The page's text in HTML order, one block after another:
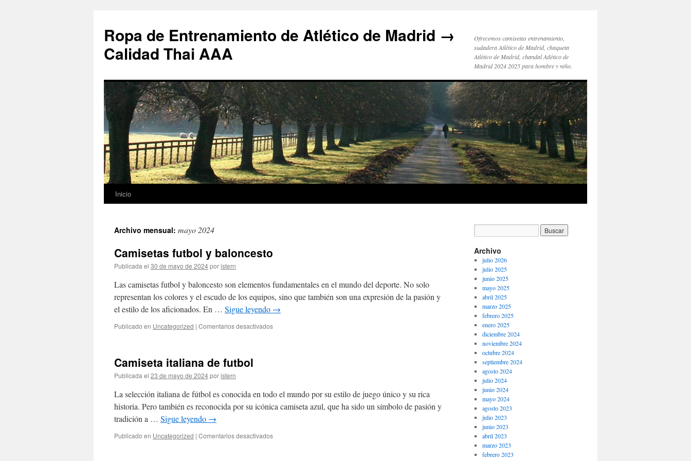
Ropa de Entrenamiento de Atlético de Madrid →
Calidad Thai AAA
Ofrecemos camisetas entrenamiento,
sudadera Atlético de Madrid, chaqueta
Atlético de Madrid, chandal Atlético de
Madrid 2024 2025 para hombre y niño.
Saltar
contenido
Inicio
Archivo mensual: mayo 2024
Camisetas futbol y baloncesto
Publicada el 30 de mayo de 2024poristern
Las camisetas futbol y baloncesto son elementos fundamentales en el mundo del deporte. No solo
representan los colores y el escudo de los equipos, sino que también son una expresión de la pasión y
el estilo de los aficionados. En … Sigue leyendo →
Publicado en Uncategorized | Comentarios desactivadosen
Camiseta italiana de futbol
Publicada el 23 de mayo de 2024poristern
La selección italiana de fútbol es conocida en todo el mundo por su estilo de juego único y su rica
historia. Pero también es reconocida por su icónica camiseta azul, que ha sido un símbolo de pasión y
tradición a … Sigue leyendo →
Publicado en Uncategorized | Comentarios desactivadosen
Archivo
julio 2026
julio 2025
junio 2025
mayo 2025
abril 2025
marzo 2025
febrero 2025
enero 2025
diciembre 2024
noviembre 2024
octubre 2024
septiembre 2024
agosto 2024
julio 2024
junio 2024
mayo 2024
agosto 2023
julio 2023
junio 2023
abril 2023
marzo 2023
febrero 2023